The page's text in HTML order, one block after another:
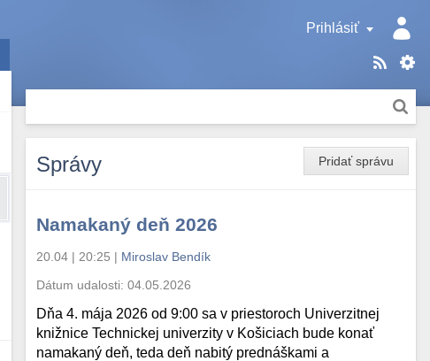
Prihlásiť
Pridať správu
Správy
Namakaný deň 2026
20.04 | 20:25 | Miroslav Bendík
Dátum udalosti:04.05.2026
Dňa 4. mája 2026 od 9:00 sa v priestoroch Univerzitnej
knižnice Technickej univerzity v Košiciach bude konať
namakaný deň, teda deň nabitý prednáškami a